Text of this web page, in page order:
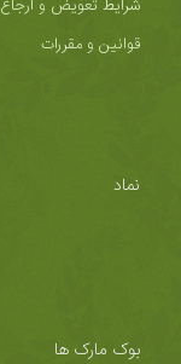
شرایط تعویض و ارجاع
قوانین و مقررات
نماد
بوک مارک ها